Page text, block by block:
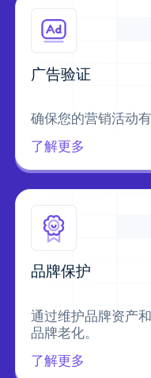
广告验证
确保您的营销活动
了解更多
品牌保护
通过维护品牌资产
品牌老化。
了解更多